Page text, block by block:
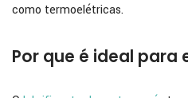
como termoelétricas.
Por que é ideal para